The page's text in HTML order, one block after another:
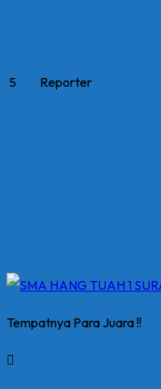
5 Reporter
Tempatnya Para Juara !!